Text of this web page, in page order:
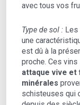
avec tous vos
Type de sol :Les
une
est dû à la
proche. Ces
attaque vive et
minérales
schisteuses qui